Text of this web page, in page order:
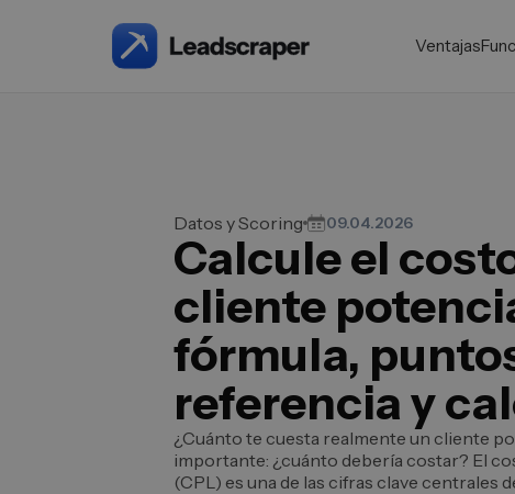
Ventajas
Datos y Scoring 09.04.2026
Calcule el
cliente
fórmula,
referencia y
¿Cuánto te cuesta realmente un cliente
importante: ¿cuánto debería costar? El
(CPL) es una de las cifras clave centrales